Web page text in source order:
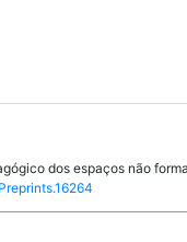
dos espaços não